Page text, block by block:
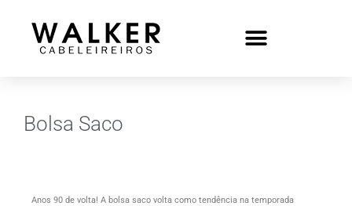
Bolsa Saco
Anos 90 de volta! A bolsa saco volta como tendência na temporada